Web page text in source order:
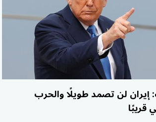
إيران لن تصمد طويلًا والحرب
قريبًا